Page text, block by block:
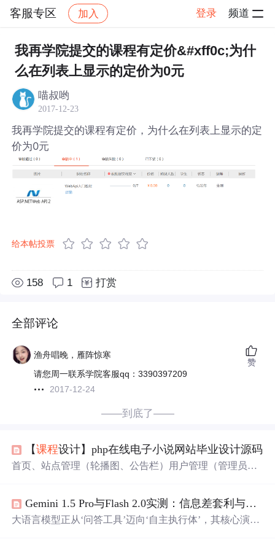
客服专区 加入 登录 频道
社区 客服专区 帖子详情
我再学院提交的课程有定价&#xff0c;为什
么在列表上显示的定价为0元
喵叔哟
2017-12-23
我再学院提交的课程有定价，为什么在列表上显示的定
价为0元
给本帖投票
158 1 打赏
全部评论
渔舟唱晚，雁阵惊寒
请您周一联系学院客服qq：3390397209
2017-12-24
赞
——到底了——
【课程设计】php在线电子小说网站毕业设计源码
首页、站点管理（轮播图、公告栏）用户管理（管理员）
界面简单易懂，根据标示可以直接进行方便快捷的操
作。...
Gemini 1.5 Pro与Flash 2.0实测：信息差套利与Agent落地指南
大语言模型正从‘问答工具’迈向‘自主执行体’，其核心演进